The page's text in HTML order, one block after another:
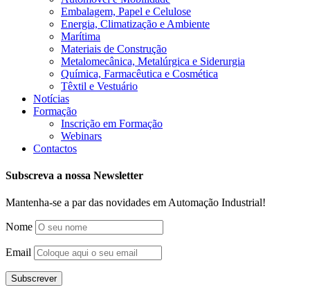
Embalagem, Papel e Celulose
Energia, Climatização e Ambiente
Marítima
Materiais de Construção
Metalomecânica, Metalúrgica e Siderurgia
Química, Farmacêutica e Cosmética
Têxtil e Vestuário
Notícias
Formação
Inscrição em Formação
Webinars
Contactos
Subscreva a nossa Newsletter
Mantenha-se a par das novidades em Automação Industrial!
Nome
Email
Subscrever